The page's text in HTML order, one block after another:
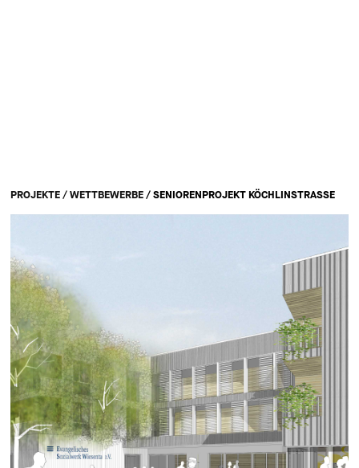
PROJEKTE /WETTBEWERBE/ SENIORENPROJEKT KÖCHLINSTRASSE